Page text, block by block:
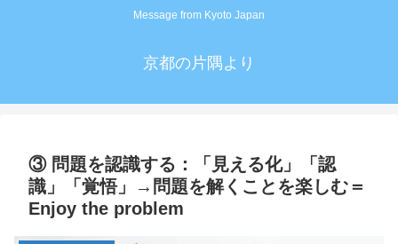
Message from Kyoto Japan
京都の片隅より
③ 問題を認識する：「見える化」「認
識」「覚悟」→問題を解くことを楽しむ＝
Enjoy the problem